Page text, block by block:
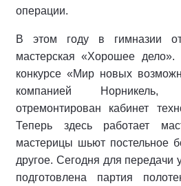
операции.
В этом году в гимназии
мастерская «Хорошее
конкурсе «Мир новых
компанией
отремонтирован кабинет
Теперь здесь работает
мастерицы шьют постельное
другое. Сегодня для
подготовлена партия